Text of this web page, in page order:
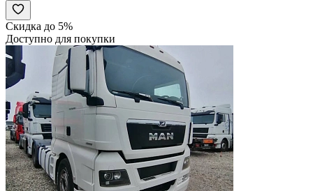
Скидка до 5%
Доступно для покупки